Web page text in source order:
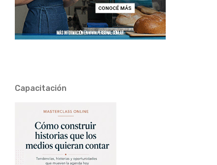
Capacitación